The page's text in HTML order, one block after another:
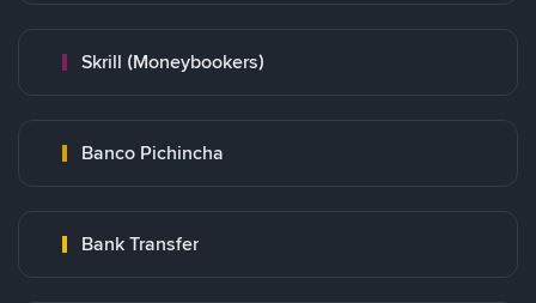
Skrill (Moneybookers)
Banco Pichincha
Bank Transfer